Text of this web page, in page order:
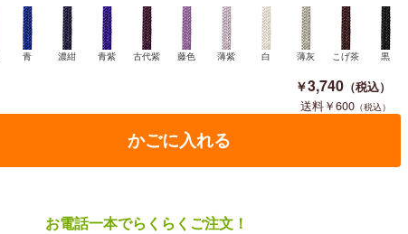
青 濃紺 青紫 古代紫 藤色 薄紫 白 薄灰 こげ茶 黒
3,740
600
お電話一本でらくらくご注文！